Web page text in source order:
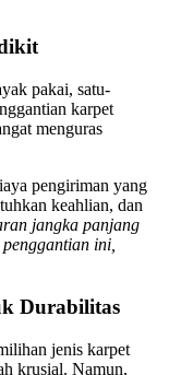
pakai, satu-
karpet
menguras
pengiriman yang
keahlian, dan
jangka panjang
ini,
Durabilitas
jenis karpet
krusial. Namun,